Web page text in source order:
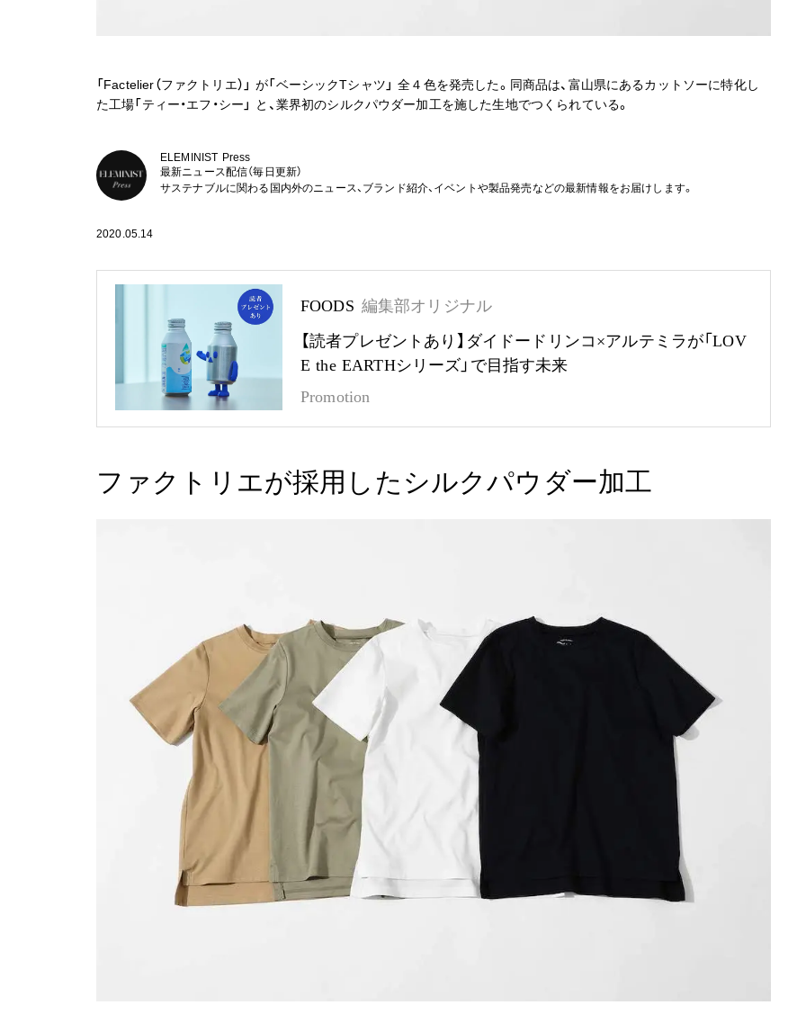
「Factelier（ファクトリエ）」 が「ベーシックTシャツ」 全４色を発売した。同商品は、富山県にあるカットソーに特化し
た工場「ティー・エフ・シー」 と、業界初のシルクパウダー加工を施した生地でつくられている。
ELEMINIST Press
最新ニュース配信（毎日更新）
サステナブルに関わる国内外のニュース、ブランド紹介、イベントや製品発売などの最新情報をお届けします。
2020.05.14
FOODS 編集部オリジナル
【読者プレゼントあり】ダイドードリンコ×アルテミラが「LOV
E the EARTHシリーズ」で目指す未来
Promotion
ファクトリエが採用したシルクパウダー加工